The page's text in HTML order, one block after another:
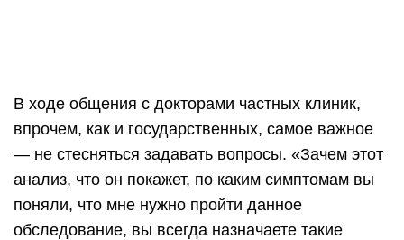
В ходе общения с докторами частных клиник,
впрочем, как и государственных, самое важное
— не стесняться задавать вопросы. «Зачем этот
анализ, что он покажет, по каким симптомам вы
поняли, что мне нужно пройти данное
обследование, вы всегда назначаете такие